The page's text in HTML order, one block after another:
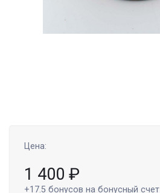
Цена:
1 400 ₽
+17.5 бонусов на бонусный счет